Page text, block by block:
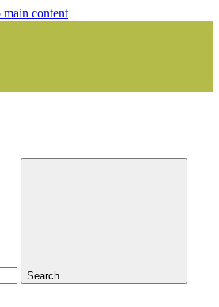
main content
Search